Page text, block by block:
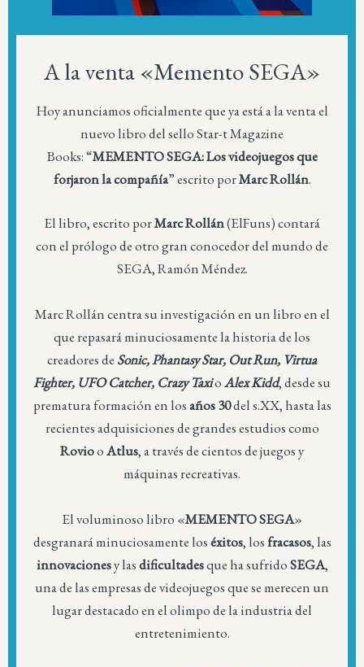
A la venta «Memento SEGA»
Hoy anunciamos oficialmente que ya está a la venta el
nuevo libro del sello Star-t Magazine
Books: “MEMENTO SEGA: Los videojuegos que
forjaron la compañía” escrito porMarc Rollán.
El libro, escrito porMarc Rollán(ElFuns) contará
con el prólogo de otro gran conocedor del mundo de
SEGA, Ramón Méndez.
Marc Rollán centra su investigación en un libro en el
que repasará minuciosamente la historia de los
creadores de Sonic, Phantasy Star, Out Run, Virtua
Fighter, UFO Catcher, Crazy TaxioAlex Kidd, desde su
prematura formación en losaños 30del s.XX, hasta las
recientes adquisiciones de grandes estudios como
RoviooAtlus, a través de cientos de juegos y
máquinas recreativas.
El voluminoso libro «MEMENTO SEGA»
desgranará minuciosamente loséxitos, losfracasos, las
innovacionesy lasdificultadesque ha sufridoSEGA,
una de las empresas de videojuegos que se merecen un
lugar destacado en el olimpo de la industria del
entretenimiento.